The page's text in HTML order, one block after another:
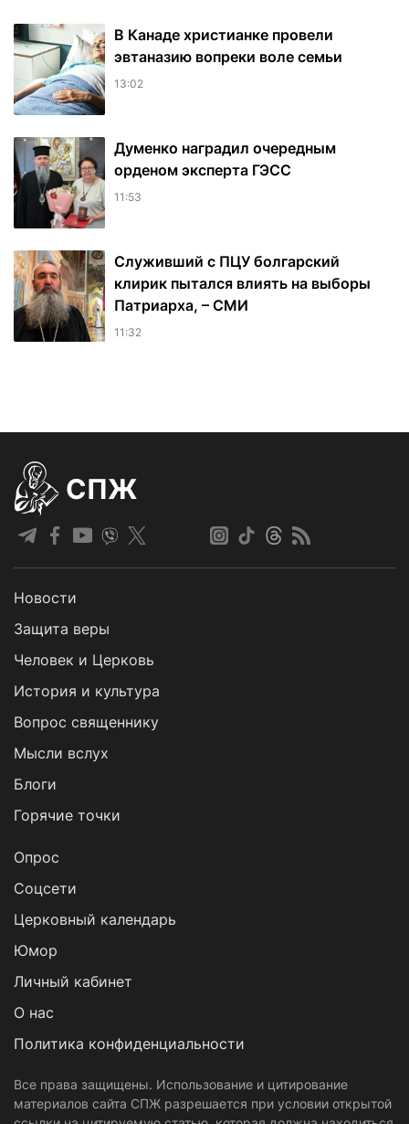
В Канаде христианке провели
эвтаназию вопреки воле семьи
13:02
Думенко наградил очередным
орденом эксперта ГЭСС
11:53
Служивший с ПЦУ болгарский
клирик пытался влиять на выборы
Патриарха, – СМИ
11:32
СПЖ
Новости
Защита веры
Человек и Церковь
История и культура
Вопрос священнику
Мысли вслух
Блоги
Горячие точки
Опрос
Cоцсети
Церковный календарь
Юмор
Личный кабинет
О нас
Политика конфиденциальности
Все права защищены. Использование и цитирование
материалов сайта СПЖ разрешается при условии открытой